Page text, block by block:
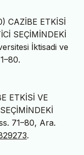
CAZİBE ETKİSİ
SEÇİMİNDEKİ
İktisadi ve
ETKİSİ VE
71–80, Ara.
.